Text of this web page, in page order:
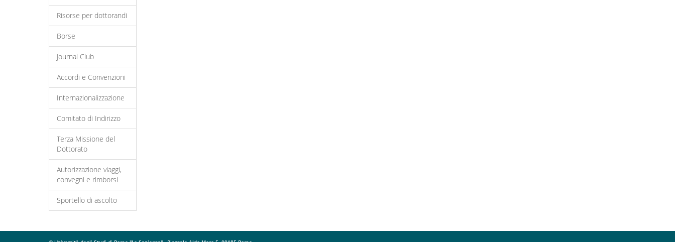
Risorse per dottorandi
Borse
Journal Club
Accordi e Convenzioni
Internazionalizzazione
Comitato di Indirizzo
Terza Missione del
Dottorato
Autorizzazione viaggi,
convegni e rimborsi
Sportello di ascolto